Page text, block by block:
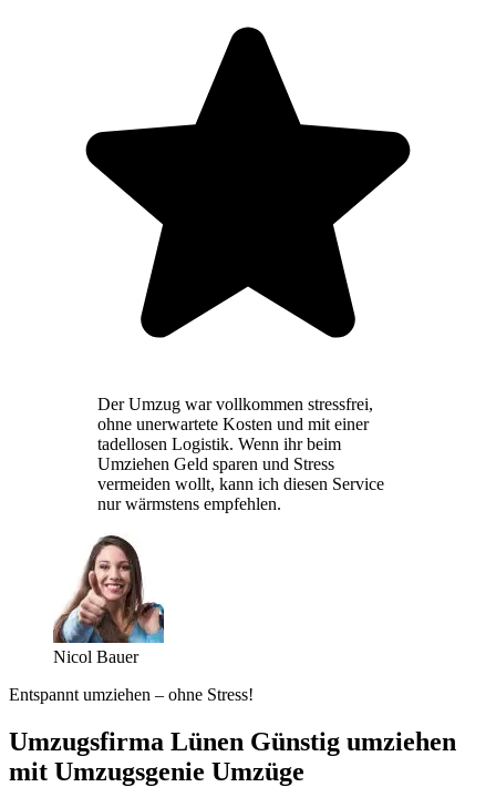
Der Umzug war vollkommen stressfrei,
ohne unerwartete Kosten und mit einer
tadellosen Logistik. Wenn ihr beim
Umziehen Geld sparen und Stress
vermeiden wollt, kann ich diesen Service
nur wärmstens empfehlen.
Nicol Bauer
Entspannt umziehen – ohne Stress!
Umzugsfirma Lünen Günstig umziehen
mit Umzugsgenie Umzüge